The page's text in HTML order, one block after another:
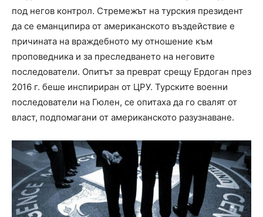
под негов контрол. Стремежът на турския президент
да се еманципира от американското въздействие е
причината на враждебното му отношение към
проповедника и за преследването на неговите
последователи. Опитът за преврат срещу Ердоган през
2016 г. беше инспириран от ЦРУ. Турските военни
последователи на Гюлен, се опитаха да го свалят от
власт, подпомагани от американското разузнаване.